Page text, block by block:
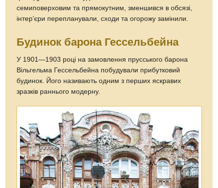
семиповерховим та прямокутним, зменшився в обсязі,
інтерʼєри перепланували, сходи та огорожу замінили.
Будинок барона Гессельбейна
У 1901—1903 році на замовлення прусського барона
Вільгельма Гессельбейна побудували прибутковий
будинок. Його називають одним з перших яскравих
зразків раннього модерну.